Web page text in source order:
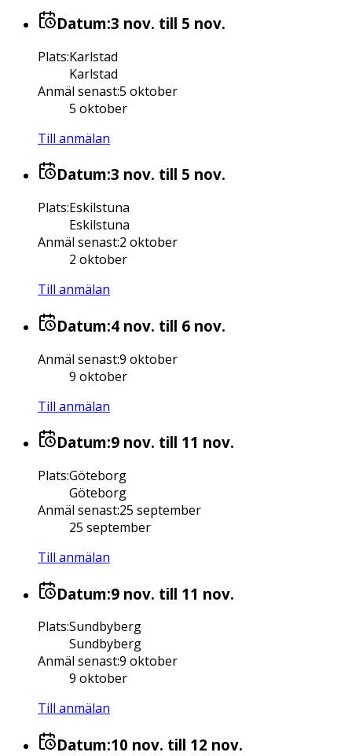
Datum:3 nov. till 5 nov.
Plats:Karlstad
Karlstad
Anmäl senast:5 oktober
5 oktober
Till anmälan
Datum:3 nov. till 5 nov.
Plats:Eskilstuna
Eskilstuna
Anmäl senast:2 oktober
2 oktober
Till anmälan
Datum:4 nov. till 6 nov.
Anmäl senast:9 oktober
9 oktober
Till anmälan
Datum:9 nov. till 11 nov.
Plats:Göteborg
Göteborg
Anmäl senast:25 september
25 september
Till anmälan
Datum:9 nov. till 11 nov.
Plats:Sundbyberg
Sundbyberg
Anmäl senast:9 oktober
9 oktober
Till anmälan
Datum:10 nov. till 12 nov.